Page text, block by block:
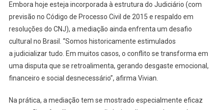
Embora hoje esteja incorporada à estrutura do Judiciário (com
previsão no Código de Processo Civil de 2015 e respaldo em
resoluções do CNJ), a mediação ainda enfrenta um desafio
cultural no Brasil. “Somos historicamente estimulados
a judicializar tudo. Em muitos casos, o conflito se transforma em
uma disputa que se retroalimenta, gerando desgaste emocional,
financeiro e social desnecessário”, afirma Vivian.
Na prática, a mediação tem se mostrado especialmente eficaz